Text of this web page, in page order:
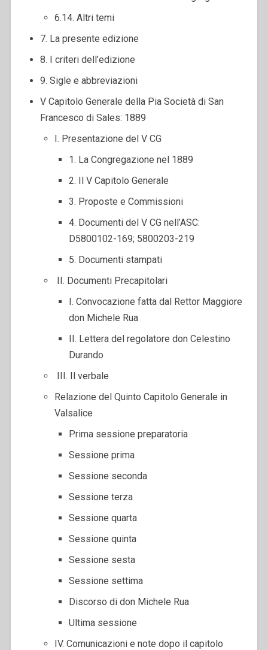
6.14. Altri temi
7. La presente edizione
8. I criteri dell’edizione
9. Sigle e abbreviazioni
V Capitolo Generale della Pia Società di San
Francesco di Sales: 1889
I. Presentazione del V CG
1. La Congregazione nel 1889
2. Il V Capitolo Generale
3. Proposte e Commissioni
4. Documenti del V CG nell’ASC:
D5800102-169; 5800203-219
5. Documenti stampati
II. Documenti Precapitolari
I. Convocazione fatta dal Rettor Maggiore
don Michele Rua
II. Lettera del regolatore don Celestino
Durando
III. Il verbale
Relazione del Quinto Capitolo Generale in
Valsalice
Prima sessione preparatoria
Sessione prima
Sessione seconda
Sessione terza
Sessione quarta
Sessione quinta
Sessione sesta
Sessione settima
Discorso di don Michele Rua
Ultima sessione
IV. Comunicazioni e note dopo il capitolo